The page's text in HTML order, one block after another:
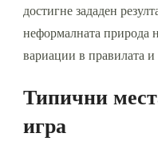
достигне зададен
неформалната природа
вариации в правилата
Типични
игра